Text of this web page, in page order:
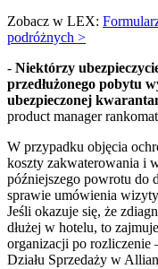
Zobacz w LEX:
podróżnych >
- Niektórzy
przedłużonego pobytu
ubezpieczonej
product manager
W przypadku objęcia
koszty zakwaterowania i
późniejszego powrotu do
sprawie umówienia
Jeśli okazuje się, że
dłużej w hotelu, to
organizacji po rozliczenie
Działu Sprzedaży w